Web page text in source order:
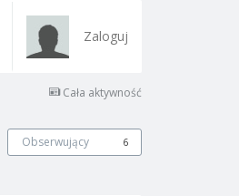
Zaloguj
Cała aktywność
Obserwujący 6